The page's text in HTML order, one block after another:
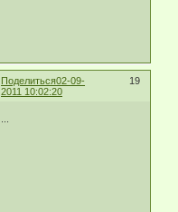
Поделиться 19
02-09-
2011 10:02:20